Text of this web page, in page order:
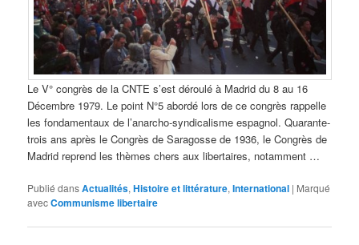
Le V° congrès de la CNTE s’est déroulé à Madrid du 8 au 16
Décembre 1979. Le point N°5 abordé lors de ce congrès rappelle
les fondamentaux de l’anarcho-syndicalisme espagnol. Quarante-
trois ans après le Congrès de Saragosse de 1936, le Congrès de
Madrid reprend les thèmes chers aux libertaires, notamment …
Publié dansActualités,Histoire et littérature,International | Marqué
avecCommunisme libertaire